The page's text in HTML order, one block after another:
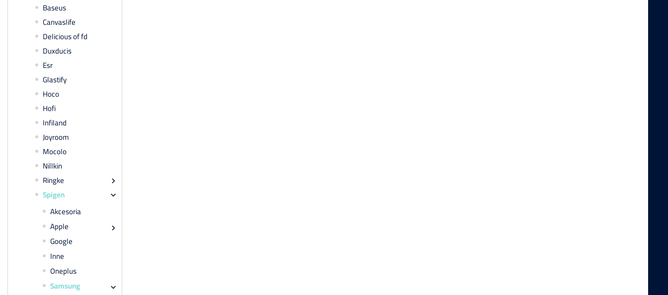
Baseus
Canvaslife
Delicious of fd
Duxducis
Esr
Glastify
Hoco
Hofi
Infiland
Joyroom
Mocolo
Nillkin
Ringke

Spigen 
Akcesoria
Apple

Google
Inne
Oneplus
Samsung
